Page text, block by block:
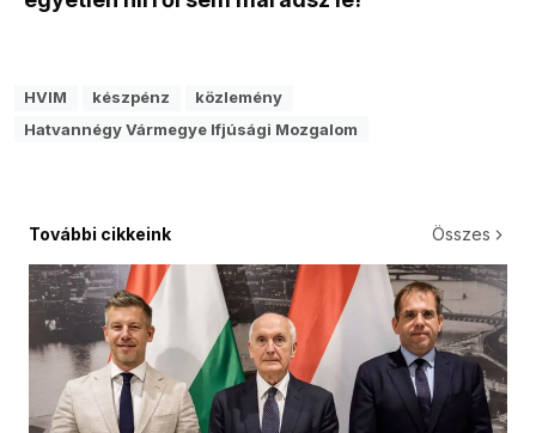
HVIM készpénz
közlemény
Hatvannégy Vármegye Ifjúsági Mozgalom
További cikkeink Összes